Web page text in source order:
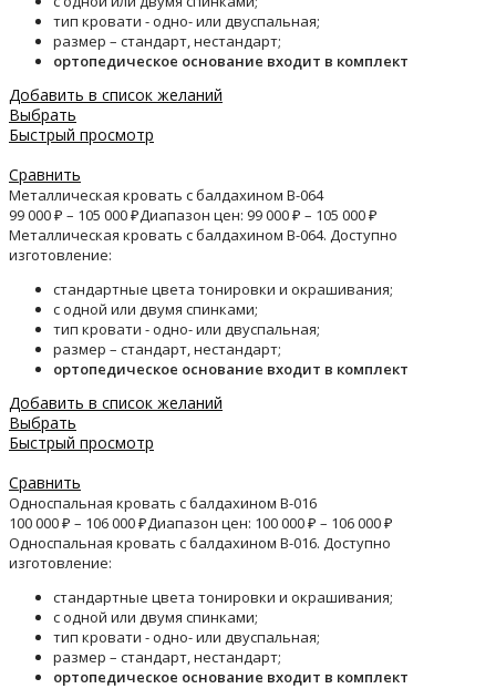
тип кровати - одно- или двуспальная;
размер – стандарт, нестандарт;
ортопедическое основание входит в комплект
Добавить в список желаний
Выбрать
Быстрый просмотр
Сравнить
Металлическая кровать с балдахином B-064
99 000₽ – 105 000₽Диапазон цен: 99 000 ₽ – 105 000 ₽
Металлическая кровать с балдахином B-064. Доступно
изготовление:
стандартные цвета тонировки и окрашивания;
с одной или двумя спинками;
тип кровати - одно- или двуспальная;
размер – стандарт, нестандарт;
ортопедическое основание входит в комплект
Добавить в список желаний
Выбрать
Быстрый просмотр
Сравнить
Односпальная кровать с балдахином B-016
100 000₽ – 106 000₽Диапазон цен: 100 000 ₽ – 106 000 ₽
Односпальная кровать с балдахином B-016. Доступно
изготовление:
стандартные цвета тонировки и окрашивания;
с одной или двумя спинками;
тип кровати - одно- или двуспальная;
размер – стандарт, нестандарт;
ортопедическое основание входит в комплект